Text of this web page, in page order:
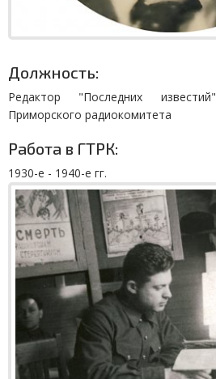
Должность:
Редактор "Последних известий"
Приморского радиокомитета
Работа в ГТРК:
1930-е - 1940-е гг.